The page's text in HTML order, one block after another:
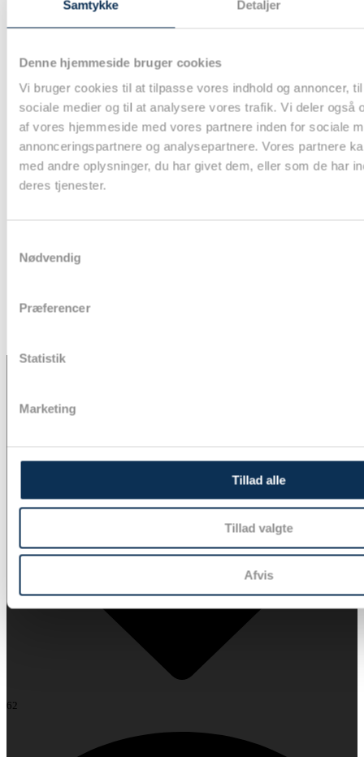
Samtykke Detaljer
Denne hjemmeside bruger cookies
Vi bruger cookies til at tilpasse vores indhold og annoncer,
sociale medier og til at analysere vores trafik. Vi deler også
af vores hjemmeside med vores partnere inden for sociale
annonceringspartnere og analysepartnere. Vores partnere
med andre oplysninger, du har givet dem, eller som de har
deres tjenester.
Nødvendig
Præferencer
Statistik
Marketing
Tillad alle
Tillad valgte
Afvis
Stilhed før stormen, vi ses om lidt til årets
62